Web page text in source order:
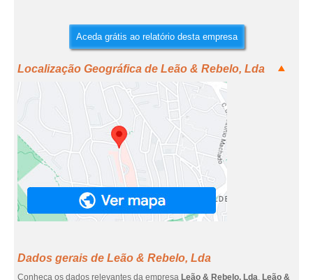
Aceda grátis ao relatório desta empresa
Localização Geográfica de Leão & Rebelo, Lda
Dados gerais de Leão & Rebelo, Lda
Conheça os dados relevantes da empresa Leão & Rebelo, Lda. Leão &